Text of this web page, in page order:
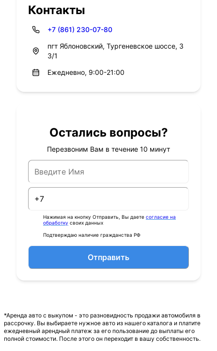
Контакты
+7 (861) 230-07-80
пгт Яблоновский, Тургеневское шоссе, 3
3/1
Ежедневно, 9:00-21:00
Остались вопросы?
Перезвоним Вам в течение 10 минут
Нажимая на кнопку Отправить, Вы даете согласие на
обработку своих данных
Подтверждаю наличие гражданства РФ
Отправить
*Аренда авто с выкупом - это разновидность продажи автомобиля в
рассрочку. Вы выбираете нужное авто из нашего каталога и платите
ежедневный арендный платеж за его пользование до выплаты его
полной стоимости. После этого он переходит в вашу собственность.